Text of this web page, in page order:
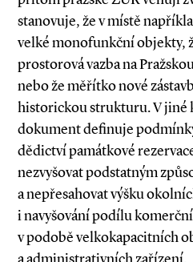
stanovuje, že v místě
velké monofunkční objekty,
prostorová vazba na
nebo že měřítko nové
historickou strukturu. V jiné
dokument definuje
dědictví památkové
nezvyšovat podstatným
a nepřesahovat výšku
i navyšování podílu
v podobě velkokapacitních